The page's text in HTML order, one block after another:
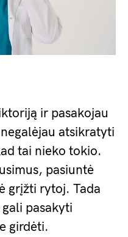
ir pasakojau
atsikratyti
tai nieko tokio.
pasiuntė
grįžti rytoj. Tada
pasakyti
girdėti.